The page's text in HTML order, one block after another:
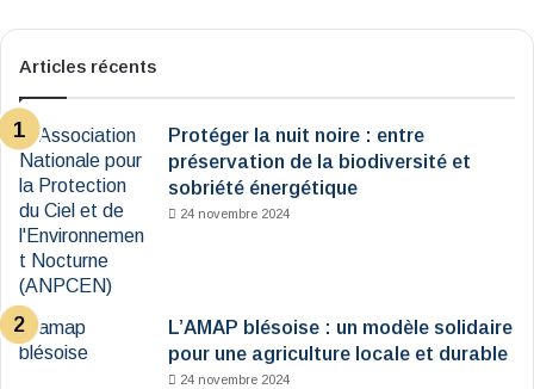
Articles récents
Protéger la nuit noire : entre
préservation de la biodiversité et
sobriété énergétique
24 novembre 2024
L’AMAP blésoise : un modèle solidaire
pour une agriculture locale et durable
24 novembre 2024